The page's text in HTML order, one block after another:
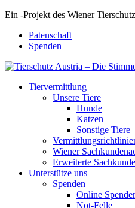
Ein -Projekt des Wiener
Patenschaft
Spenden
Tiervermittlung
Unsere Tiere
Hunde
Katzen
Sonstige Tiere
Wiener
Erweiterte
Unterstütze uns
Spenden
Online
Not-Felle